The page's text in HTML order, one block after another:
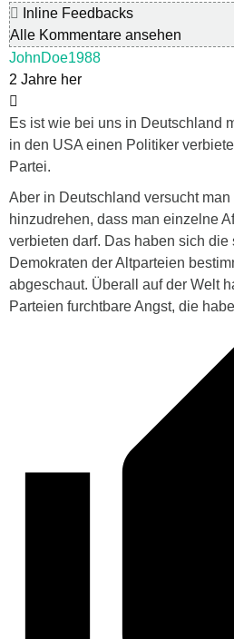
Inline Feedbacks
Alle Kommentare ansehen
JohnDoe1988
2 Jahre her
Es ist wie bei uns in Deutschland
in den USA einen Politiker
Partei.
Aber in Deutschland versucht
hinzudrehen, dass man einzelne
verbieten darf. Das haben sich die
Demokraten der Altparteien
abgeschaut. Überall auf der Welt
Parteien furchtbare Angst, die